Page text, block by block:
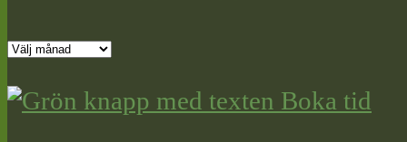
Arkiv
/